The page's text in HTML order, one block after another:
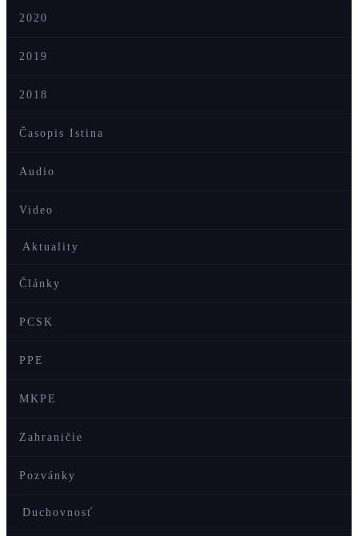
2020
2019
2018
Časopis Istina
Audio
Video
Aktuality
Články
PCSK
PPE
MKPE
Zahraničie
Pozvánky
Duchovnosť